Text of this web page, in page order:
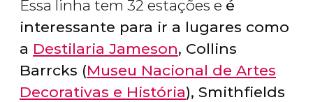
Essa linha tem 32 estações e é
interessante para ir a lugares como
a Destilaria Jameson, Collins
Barrcks (Museu Nacional de Artes
Decorativas e História), Smithfields